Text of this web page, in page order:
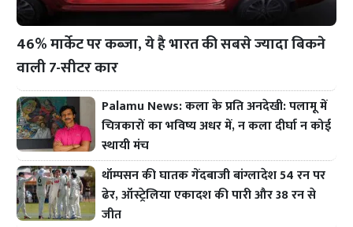
46% मार्केट पर कब्जा, ये है भारत की सबसे ज्यादा बिकने
वाली 7-सीटर कार
Palamu News: कला के प्रति अनदेखी: पलामू में
चित्रकारों का भविष्य अधर में, न कला दीर्घा न कोई
स्थायी मंच
थॉम्पसन की घातक गेंदबाजी बांग्लादेश 54 रन पर
ढेर, ऑस्ट्रेलिया एकादश की पारी और 38 रन से
जीत